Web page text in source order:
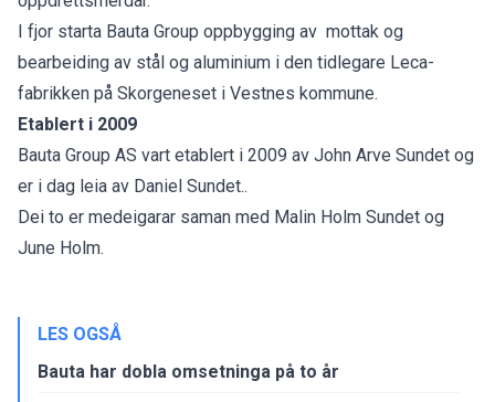
I fjor starta Bauta Group oppbygging av mottak og
bearbeiding av stål og aluminium i den tidlegare Leca-
fabrikken på Skorgeneset i Vestnes kommune.
Etablert i 2009
Bauta Group AS vart etablert i 2009 av John Arve Sundet og
er i dag leia av Daniel Sundet..
Dei to er medeigarar saman med Malin Holm Sundet og
June Holm.
LES OGSÅ
Bauta har dobla omsetninga på to år